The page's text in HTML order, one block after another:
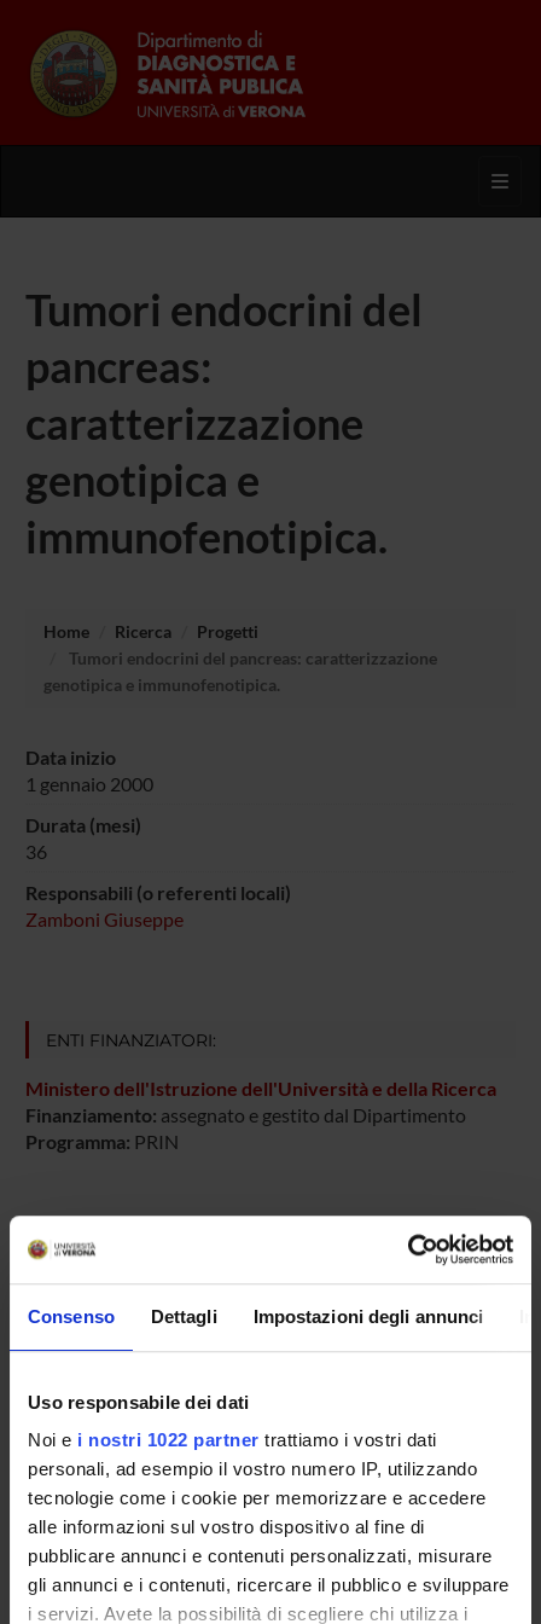
Consenso Dettagli Impostazioni degli annunci
Uso responsabile dei dati
Noi e i nostri 1022 partner trattiamo i vostri dati
personali, ad esempio il vostro numero IP, utilizzando
tecnologie come i cookie per memorizzare e accedere
alle informazioni sul vostro dispositivo al fine di
pubblicare annunci e contenuti personalizzati, misurare
gli annunci e i contenuti, ricercare il pubblico e sviluppare
i servizi. Avete la possibilità di scegliere chi utilizza i
Tumori endocrini del
pancreas:
caratterizzazione
genotipica e
immunofenotipica.
Home Ricerca
Progetti
Tumori endocrini del pancreas: caratterizzazione
genotipica e immunofenotipica.
Data inizio
1 gennaio 2000
Durata (mesi)
36
Responsabili (o referenti locali)
Zamboni Giuseppe
ENTI FINANZIATORI:
Ministero dell'Istruzione dell'Università e della Ricerca
Finanziamento: assegnato e gestito dal Dipartimento
Programma: PRIN
PARTECIPANTI AL PROGETTO
Professore ordinario
SEZIONI
Anatomia Patologica